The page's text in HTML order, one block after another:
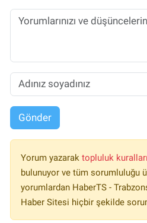
Gönder
Yorum yazarak topluluk
bulunuyor ve tüm sorumluluğu
yorumlardan HaberTS -
Haber Sitesi hiçbir şekilde